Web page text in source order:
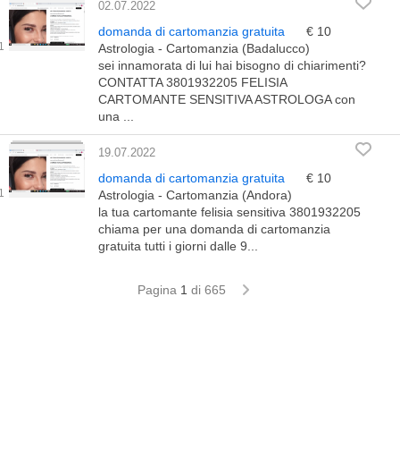
02.07.2022
domanda di cartomanzia gratuita
€ 10
Astrologia - Cartomanzia (Badalucco)
sei innamorata di lui hai bisogno di chiarimenti?
CONTATTA 3801932205 FELISIA
CARTOMANTE SENSITIVA ASTROLOGA con
una ...
19.07.2022
domanda di cartomanzia gratuita
€ 10
Astrologia - Cartomanzia (Andora)
la tua cartomante felisia sensitiva 3801932205
chiama per una domanda di cartomanzia
gratuita tutti i giorni dalle 9...
Pagina 1 di 665